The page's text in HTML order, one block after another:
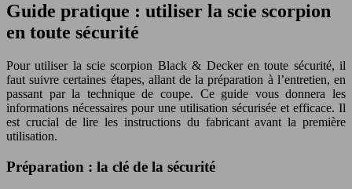
Guide pratique : utiliser la scie scorpion
en toute sécurité
Pour utiliser la scie scorpion Black & Decker en toute sécurité, il
faut suivre certaines étapes, allant de la préparation à l’entretien, en
passant par la technique de coupe. Ce guide vous donnera les
informations nécessaires pour une utilisation sécurisée et efficace. Il
est crucial de lire les instructions du fabricant avant la première
utilisation.
Préparation : la clé de la sécurité